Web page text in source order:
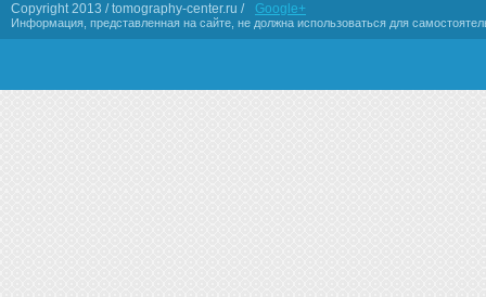
Copyright 2013 / tomography-center.ru /
Google+
Информация, представленная на сайте, не должна использоваться для